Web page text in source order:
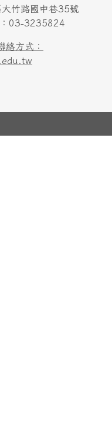
竹路國中巷35號
03-3235824
絡方式：